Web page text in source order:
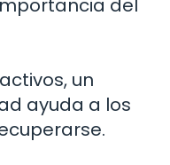
del
un
ayuda a los